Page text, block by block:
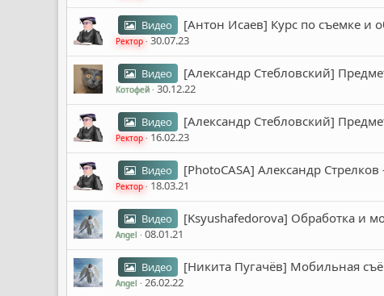
Видео [Антон Исаев] Курс по съемке и
Ректор 30.07.23
Видео [Александр Стебловский]
Котофей 30.12.22
Видео [Александр Стебловский]
Ректор 16.02.23
Видео [PhotoCASA] Александр
Ректор 18.03.21
Видео [Ksyushafedorova] Обработка и
Angel 08.01.21
Видео [Никита Пугачёв] Мобильная
Angel 26.02.22